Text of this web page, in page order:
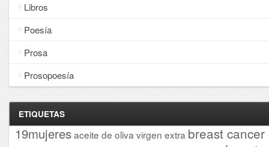
Libros
Poesía
Prosa
Prosopoesía
ETIQUETAS
19mujeresaceite de oliva virgen extra breast cancer